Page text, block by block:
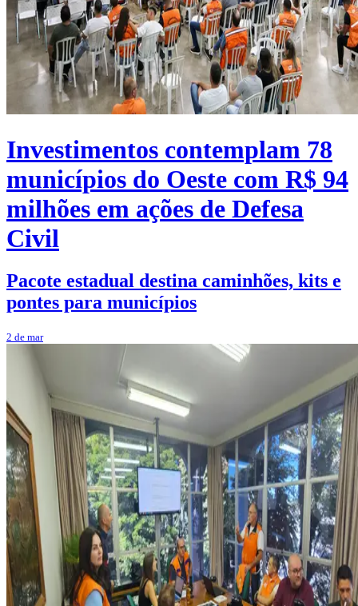
Investimentos contemplam 78
municípios do Oeste com R$ 94
milhões em ações de Defesa
Civil
Pacote estadual destina caminhões, kits e
pontes para municípios
2 de mar